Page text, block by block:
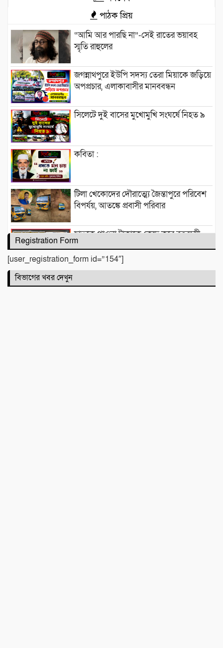
পাঠক প্রিয়
“আমি আর পারছি না”-সেই রাতের ভয়াবহ
স্মৃতি রাহুলের
জগন্নাথপুরে ইউপি সদস্য তেরা মিয়াকে জড়িয়ে
অপপ্রচার, এলাকাবাসীর মানববন্ধন
সিলেটে দুই বাসের মুখোমুখি সংঘর্ষে নিহত ৯
কবিতা :
টিলা খেকোদের দৌরাত্ম্যে জৈন্তাপুরে পরিবেশ
বিপর্যয়, আতঙ্কে প্রবাসী পরিবার
‎​ছাতকে পাওনা টাকাকে কেন্দ্র করে রক্তক্ষয়ী
সংঘর্ষ, গুরুতর আহত ৪
মনু সেচ প্রকল্পের জলাবদ্ধতা নিয়ে কৃষকদের
প্রতিবাদ
Registration Form
[user_registration_form id=”154″]
বিভাগের খবর দেখুন